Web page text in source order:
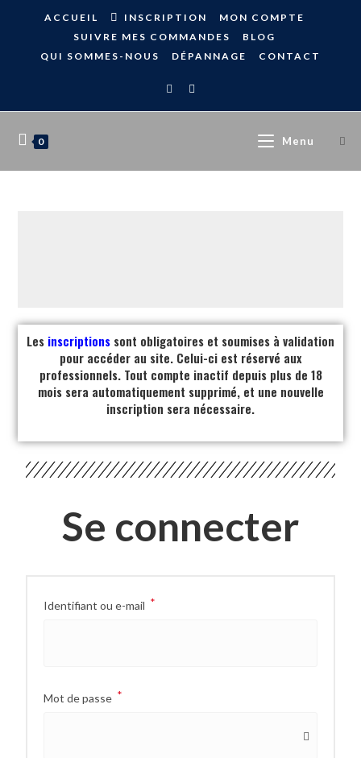
ACCUEIL INSCRIPTION
MON COMPTE
SUIVRE MES COMMANDES
BLOG
QUI SOMMES-NOUS
DÉPANNAGE CONTACT
0 Menu
Les inscriptions sont obligatoires et soumises à validation
pour accéder au site. Celui-ci est réservé aux
professionnels. Tout compte inactif depuis plus de 18
mois sera automatiquement supprimé, et une nouvelle
inscription sera nécessaire.
Se connecter
Identifiant ou e-mail *
Mot de passe *